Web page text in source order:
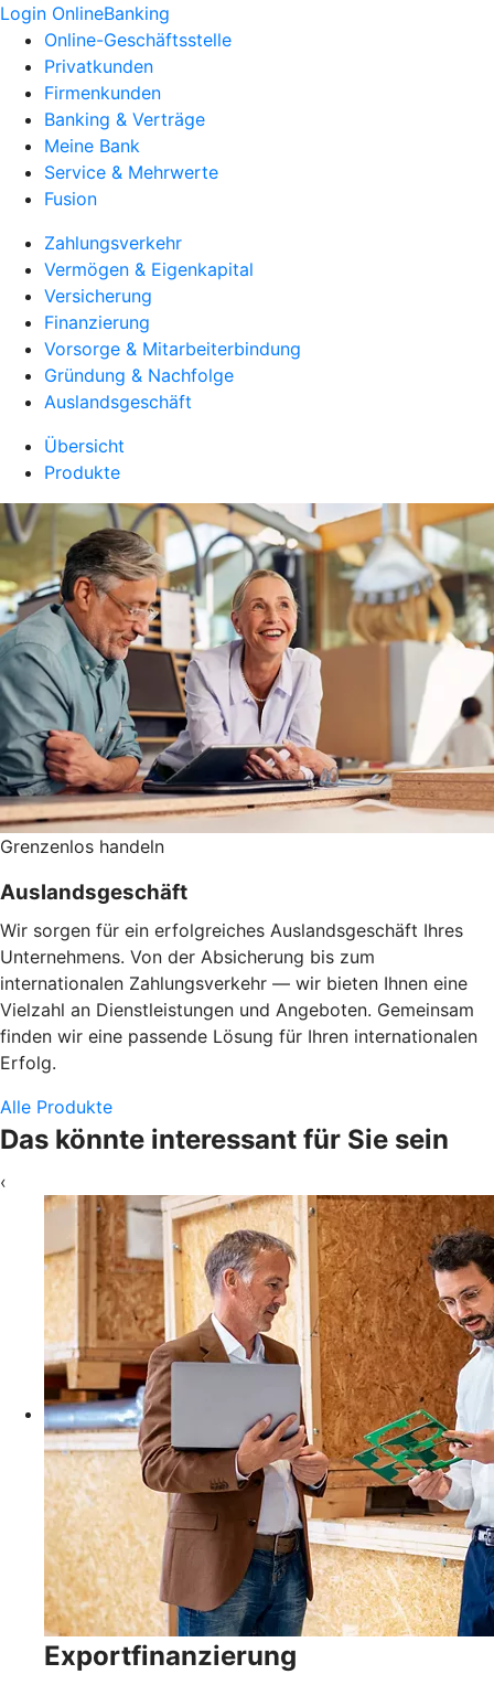
Login OnlineBanking
Online-Geschäftsstelle
Privatkunden
Firmenkunden
Banking & Verträge
Meine Bank
Service & Mehrwerte
Fusion
Zahlungsverkehr
Vermögen & Eigenkapital
Versicherung
Finanzierung
Vorsorge & Mitarbeiterbindung
Gründung & Nachfolge
Auslandsgeschäft
Übersicht
Produkte
Grenzenlos handeln
Auslandsgeschäft
Wir sorgen für ein erfolgreiches Auslandsgeschäft Ihres
Unternehmens. Von der Absicherung bis zum
internationalen Zahlungsverkehr — wir bieten Ihnen eine
Vielzahl an Dienstleistungen und Angeboten. Gemeinsam
finden wir eine passende Lösung für Ihren internationalen
Erfolg.
Alle Produkte
Das könnte interessant für Sie sein
‹
Exportfinanzierung